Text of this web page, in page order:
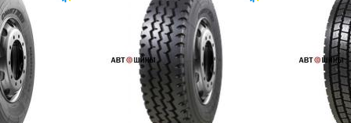
5 156 р
Под заказ:60 шт.